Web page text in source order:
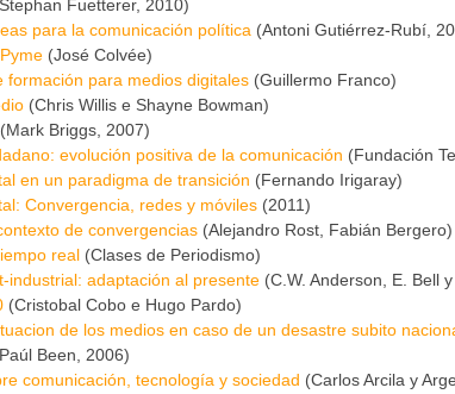
Fuetterer, 2010)
para la comunicación política (Antoni Gutiérrez-Rubí,
(José Colvée)
formación para medios digitales (Guillermo Franco)
(Chris Willis e Shayne Bowman)
(Mark Briggs, 2007)
evolución positiva de la comunicación (Fundación
en un paradigma de transición (Fernando Irigaray)
Convergencia, redes y móviles (2011)
de convergencias (Alejandro Rost, Fabián Bergero)
real (Clases de Periodismo)
industrial: adaptación al presente (C.W. Anderson, E. Bell
(Cristobal Cobo e Hugo Pardo)
de los medios en caso de un desastre subito
Been, 2006)
comunicación, tecnología y sociedad (Carlos Arcila y